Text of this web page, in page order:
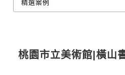
桃園市立美術館|橫山